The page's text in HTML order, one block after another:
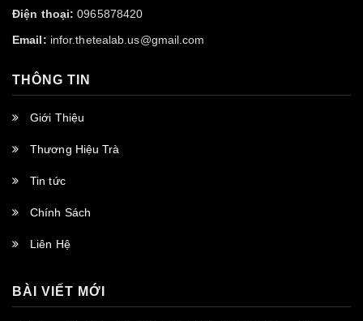
Điện thoại: 0965878420
Email: infor.thetealab.us@gmail.com
THÔNG TIN
Giới Thiệu
Thương Hiệu Trà
Tin tức
Chính Sách
Liên Hệ
BÀI VIẾT MỚI